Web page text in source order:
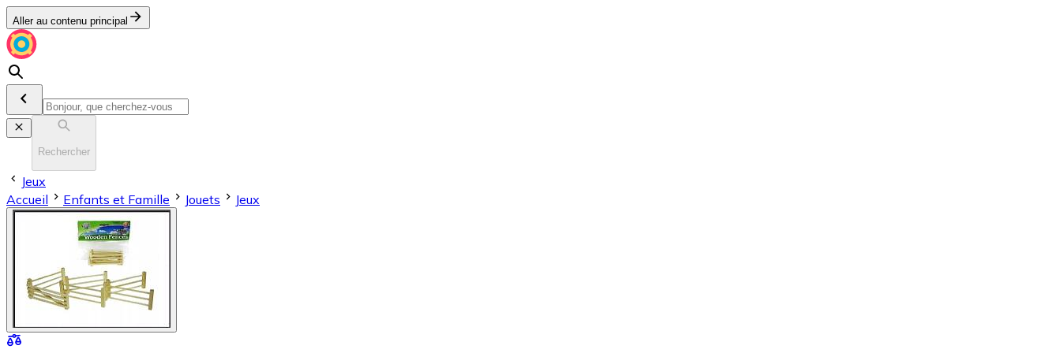
Aller au contenu principal
Rechercher
Jeux
Accueil
Enfants et Famille Jouets Jeux